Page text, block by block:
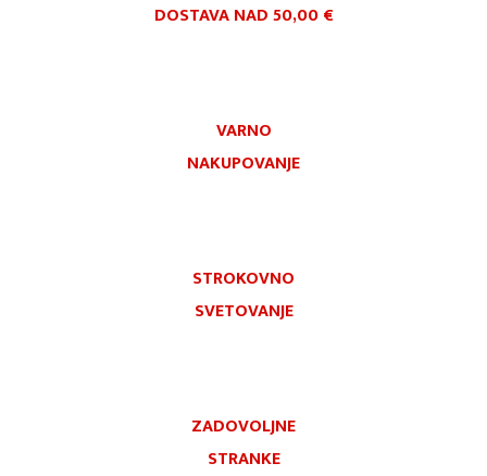
DOSTAVA NAD 50,00 €
VARNO
NAKUPOVANJE
STROKOVNO
SVETOVANJE
ZADOVOLJNE
STRANKE